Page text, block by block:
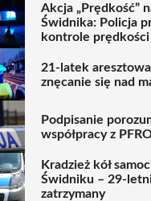
Akcja „Prędkość”
Świdnika: Policja
kontrole prędkości
21-latek
znęcanie się nad
Podpisanie
współpracy z
Kradzież kół
Świdniku – 29-
zatrzymany